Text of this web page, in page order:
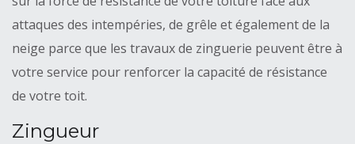
attaques des intempéries, de grêle et également de la
neige parce que les travaux de zinguerie peuvent être à
votre service pour renforcer la capacité de résistance
de votre toit.
Zingueur